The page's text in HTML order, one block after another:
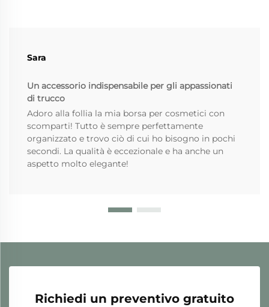
Sara
Un accessorio indispensabile per gli appassionati
di trucco
Adoro alla follia la mia borsa per cosmetici con
scomparti! Tutto è sempre perfettamente
organizzato e trovo ciò di cui ho bisogno in pochi
secondi. La qualità è eccezionale e ha anche un
aspetto molto elegante!
Richiedi un preventivo gratuito